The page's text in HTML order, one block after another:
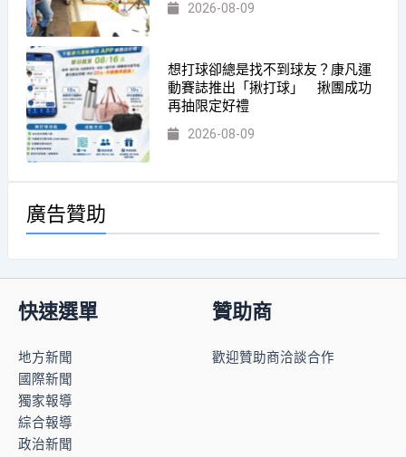
2026-08-09
想打球卻總是找不到球友？康凡運
動賽誌推出「揪打球」 揪團成功
再抽限定好禮
2026-08-09
廣告贊助
快速選單
地方新聞
國際新聞
獨家報導
綜合報導
政治新聞
贊助商
歡迎贊助商洽談合作